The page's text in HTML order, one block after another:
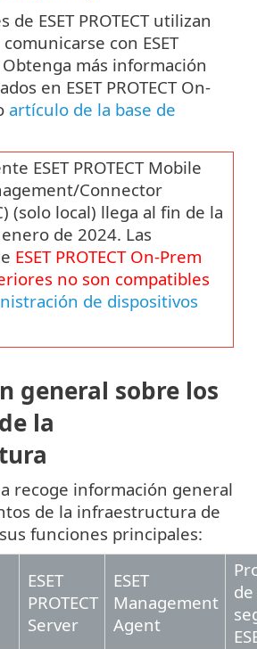
ESET PROTECT utilizan
con ESET
Obtenga más información
en ESET PROTECT On-
artículo de la base de
ESET PROTECT Mobile
Connector
(solo local) llega al fin de la
de 2024. Las
ESET PROTECT On-Prem
no son compatibles
de dispositivos
general sobre los
la
recoge información general
de la infraestructura de
sus funciones principales:
ESET
PROTECT
Server
ESET
Management
Agent
de